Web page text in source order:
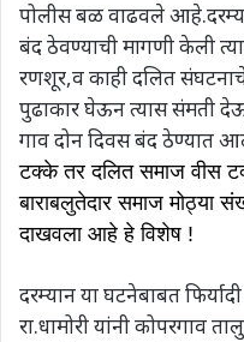
पोलीस बळ वाढवले
बंद ठेवण्याची मागणी केली
रणशूर,व काही दलित
पुढाकार घेऊन त्यास संमती
गाव दोन दिवस बंद ठेण्यात
टक्के तर दलित समाज वीस
बाराबलुतेदार समाज मोठ्या
दाखवला आहे हे विशेष !
दरम्यान या घटनेबाबत
रा.धामोरी यांनी कोपरगाव